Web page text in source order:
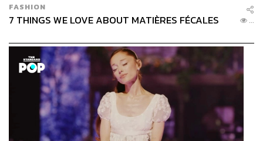
FASHION
7 THINGS WE LOVE ABOUT MATIÈRES FÉCALES ...